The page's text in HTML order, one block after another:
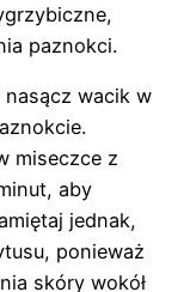
paznokci.
wacik w
miseczce z
aby
jednak,
ponieważ
skóry wokół